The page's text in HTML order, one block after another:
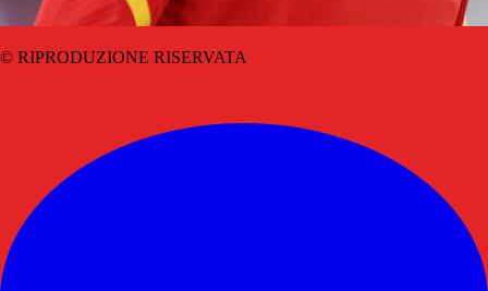
© RIPRODUZIONE RISERVATA